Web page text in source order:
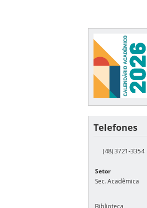
Telefones
(48) 3721-3354
Setor
Sec. Acadêmica